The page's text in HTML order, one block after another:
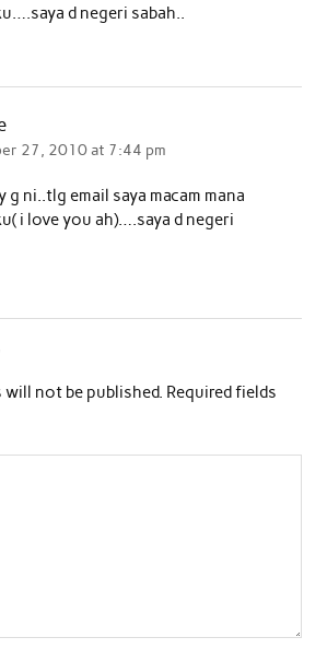
d negeri sabah..
27, 2010 at 7:44 pm
g ni..tlg email saya macam mana
i love you ah)….saya d negeri
will not be published. Required fields